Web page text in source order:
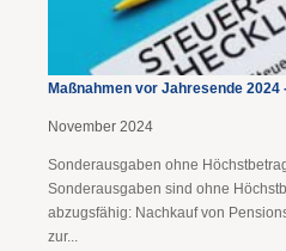
Maßnahmen vor Jahresende
November 2024
Sonderausgaben ohne
Sonderausgaben sind ohne
abzugsfähig: Nachkauf von
zur...